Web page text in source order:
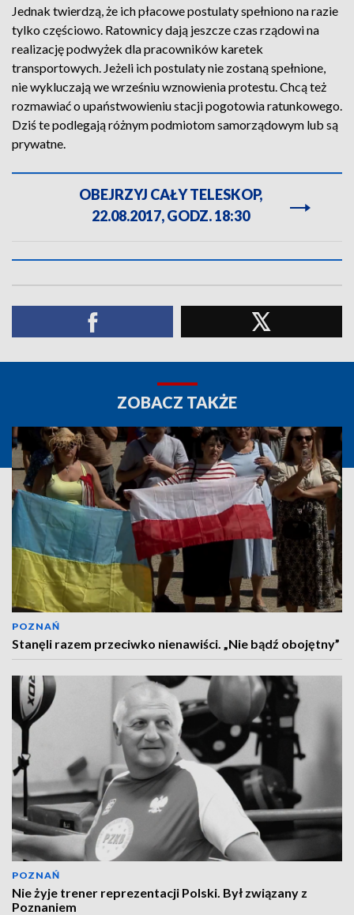
Jednak twierdzą, że ich płacowe postulaty spełniono na razie
tylko częściowo. Ratownicy dają jeszcze czas rządowi na
realizację podwyżek dla pracowników karetek
transportowych. Jeżeli ich postulaty nie zostaną spełnione,
nie wykluczają we wrześniu wznowienia protestu. Chcą też
rozmawiać o upaństwowieniu stacji pogotowia ratunkowego.
Dziś te podlegają różnym podmiotom samorządowym lub są
prywatne.
OBEJRZYJ CAŁY TELESKOP,
22.08.2017, GODZ. 18:30
ZOBACZ TAKŻE
POZNAŃ
Stanęli razem przeciwko nienawiści. „Nie bądź obojętny”
POZNAŃ
Nie żyje trener reprezentacji Polski. Był związany z
Poznaniem